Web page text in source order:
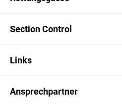
Section Control
Links
Ansprechpartner